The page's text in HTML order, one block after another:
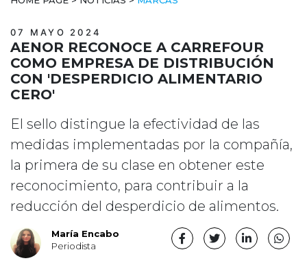
07 MAYO 2024
AENOR RECONOCE A CARREFOUR
COMO EMPRESA DE DISTRIBUCIÓN
CON 'DESPERDICIO ALIMENTARIO
CERO'
El sello distingue la efectividad de las
medidas implementadas por la compañía,
la primera de su clase en obtener este
reconocimiento, para contribuir a la
reducción del desperdicio de alimentos.
María Encabo
Periodista